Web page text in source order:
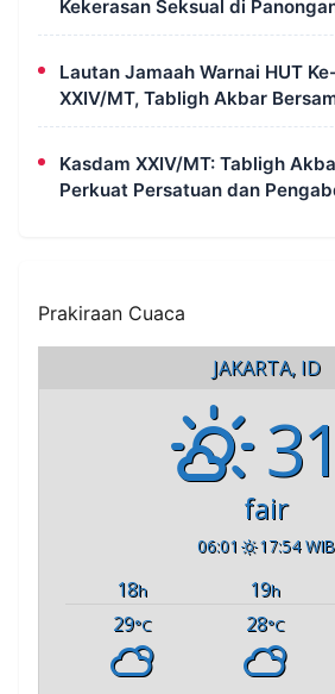
Kekerasan Seksual di
Polresta Tangerang
Lautan Jamaah Warnai HUT
XXIV/MT, Tabligh Akbar
Latif Penuh Kehangatan dan
Kasdam XXIV/MT: Tabligh
Perkuat Persatuan dan
Prakiraan Cuaca
JAKARTA, ID
fair
06:01 17:54 WIB
18h 19h
29°C 28°C